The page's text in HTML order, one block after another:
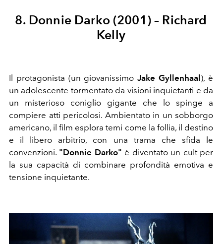
8. Donnie Darko (2001) – Richard
Kelly
Il protagonista (un giovanissimoJake Gyllenhaal), è
un adolescente tormentato da visioni inquietanti e da
un misterioso coniglio gigante che lo spinge a
compiere atti pericolosi. Ambientato in un sobborgo
americano, il film esplora temi come la follia, il destino
e il libero arbitrio, con una trama che sfida le
convenzioni. "Donnie Darko" è diventato un cult per
la sua capacità di combinare profondità emotiva e
tensione inquietante.